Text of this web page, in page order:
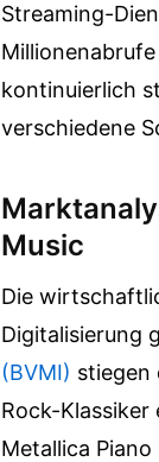
Streaming-
kontinuierlich
verschiedene
Music
Die
Digitalisierung
(BVMI) stiegen
Rock-Klassiker
Metallica